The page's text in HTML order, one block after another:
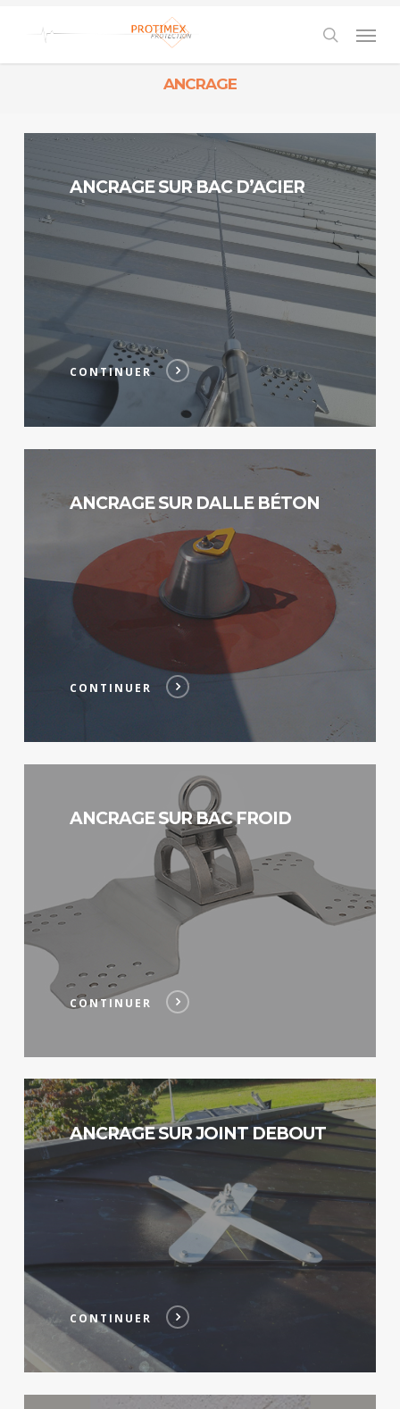
search
ANCRAGE
ANCRAGE SUR BAC D’ACIER
CONTINUER
Continuer
ANCRAGE SUR DALLE BÉTON
CONTINUER
ANCRAGE SUR BAC FROID
CONTINUER
ANCRAGE SUR JOINT DEBOUT
CONTINUER
Continuer